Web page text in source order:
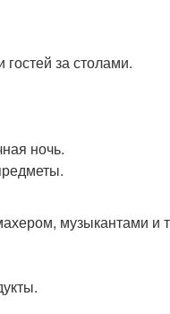
за столами.
ночь.
музыкантами и